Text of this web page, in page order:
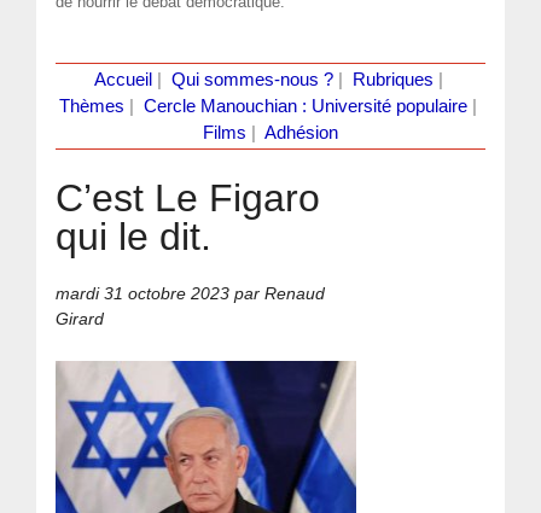
Accueil Qui sommes-nous ?| Rubriques
Thèmes
Cercle Manouchian : Université populaire
Films
Adhésion
C’est Le Figaro
qui le dit.
mardi 31 octobre 2023 par Renaud
Girard